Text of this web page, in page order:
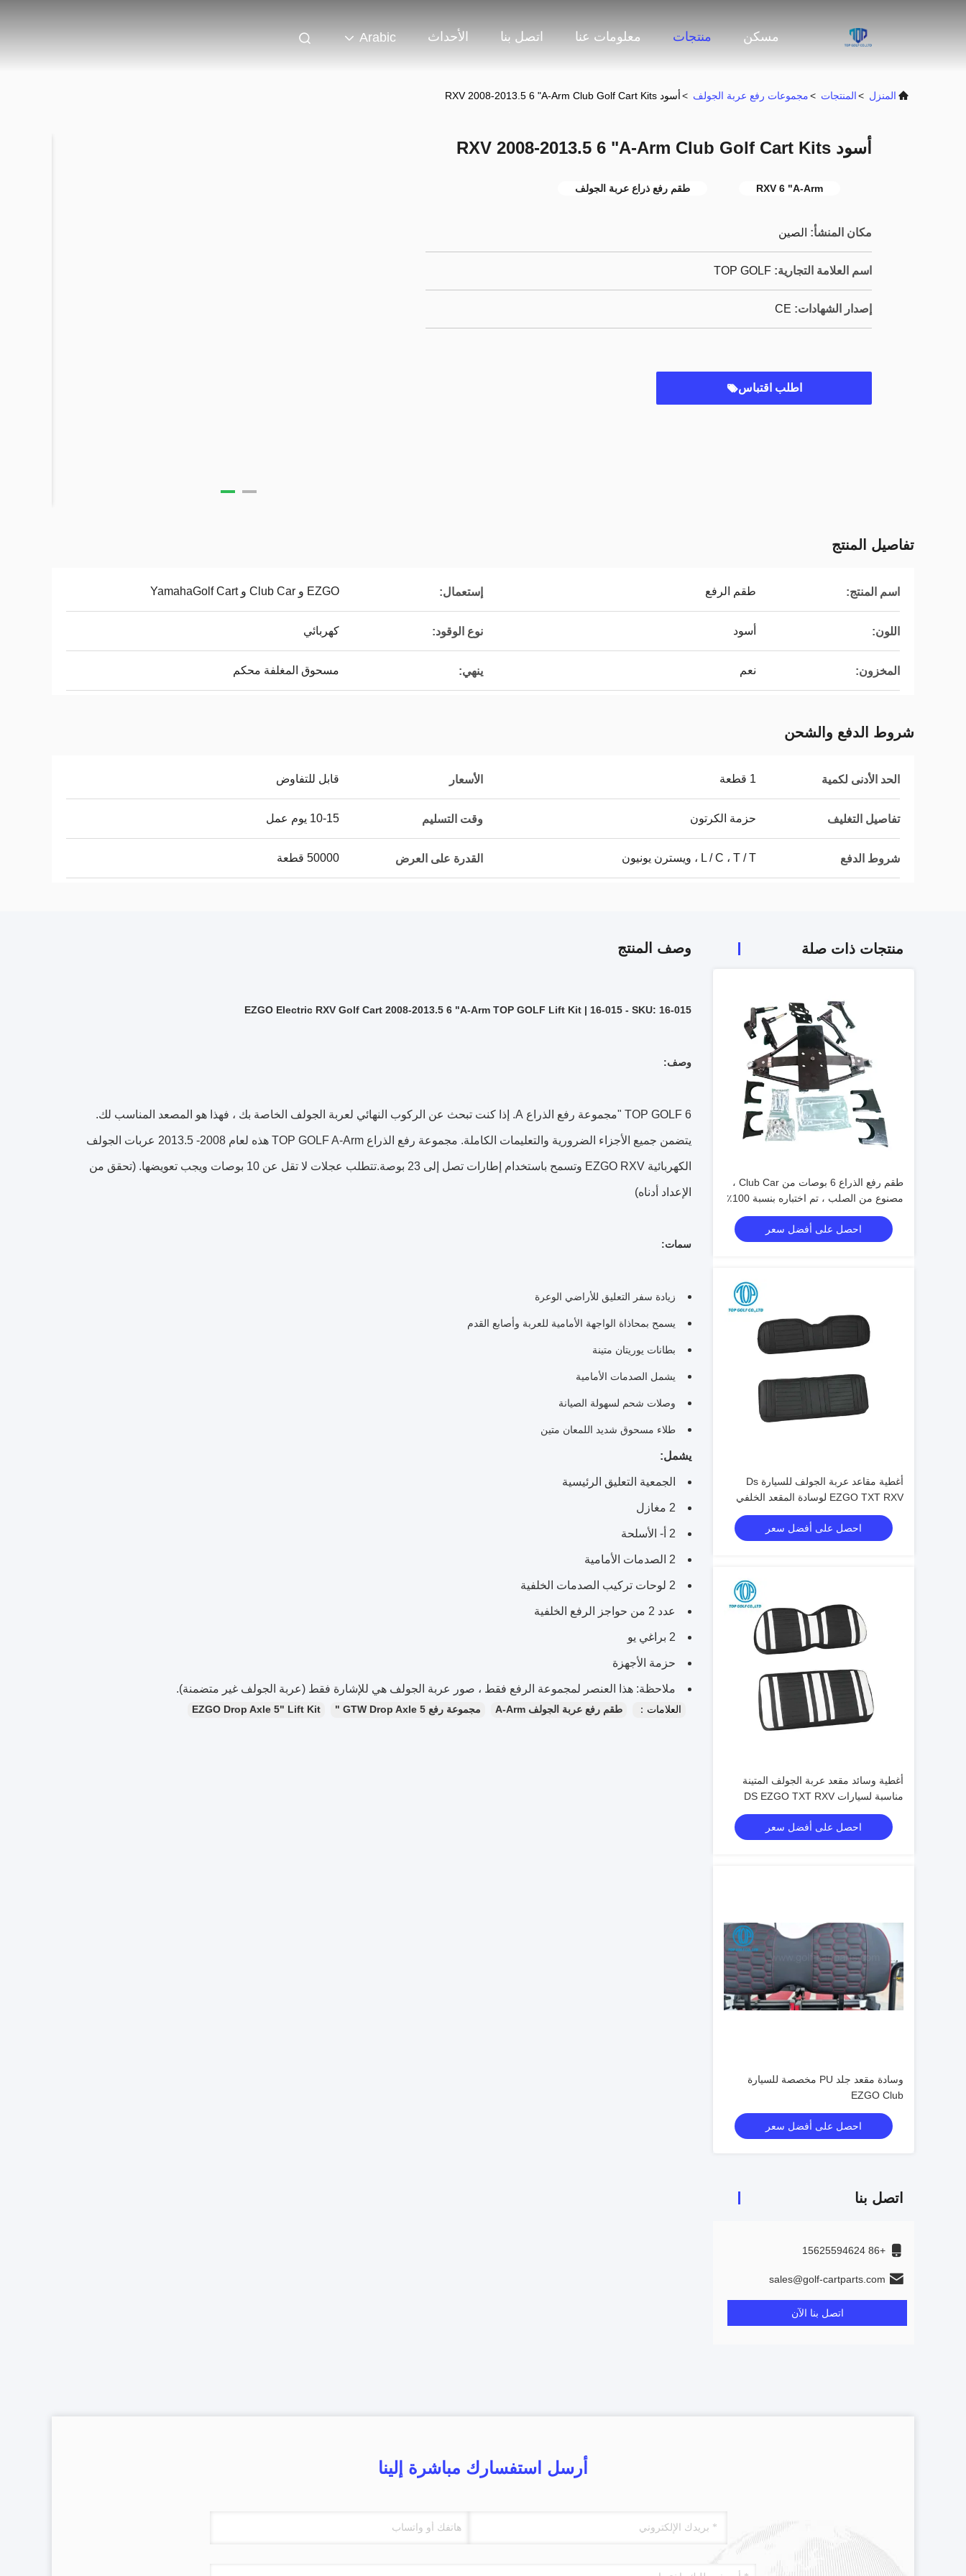
مسكن منتجات معلومات عنا اتصل بنا الأحداث Arabic
المنزل >المنتجات >مجموعات رفع عربة الجولف >أسود RXV 2008-2013.5 6 "A-Arm Club Golf Cart Kits
أسود RXV 2008-2013.5 6 "A-Arm Club Golf Cart Kits
RXV 6 "A-Arm طقم رفع ذراع عربة الجولف
مكان المنشأ: الصين
اسم العلامة التجارية: TOP GOLF
إصدار الشهادات: CE
اطلب اقتباس
تفاصيل المنتج
اسم المنتج: طقم الرفع إستعمال: EZGO و Club Car و YamahaGolf Cart
اللون: أسود نوع الوقود: كهربائي
المخزون: نعم ينهي: مسحوق المغلفة محكم
شروط الدفع والشحن
الحد الأدنى لكمية 1 قطعة الأسعار قابل للتفاوض
تفاصيل التغليف حزمة الكرتون وقت التسليم 10-15 يوم عمل
شروط الدفع L / C ، T / T ، ويسترن يونيون القدرة على العرض 50000 قطعة
منتجات ذات صلة
طقم رفع الذراع 6 بوصات من Club Car ،
مصنوع من الصلب ، تم اختباره بنسبة 100٪
احصل على أفضل سعر
أغطية مقاعد عربة الجولف للسيارة Ds
EZGO TXT RXV لوسادة المقعد الخلفي
احصل على أفضل سعر
أغطية وسائد مقعد عربة الجولف المتينة
مناسبة لسيارات DS EZGO TXT RXV
Club
احصل على أفضل سعر
وسادة مقعد جلد PU مخصصة للسيارة
EZGO Club
احصل على أفضل سعر
اتصل بنا
+86 15625594624
sales@golf-cartparts.com
اتصل بنا الآن
وصف المنتج
EZGO Electric RXV Golf Cart 2008-2013.5 6 "A-Arm TOP GOLF Lift Kit | 16-015 - SKU: 16-015
وصف:
TOP GOLF 6 "مجموعة رفع الذراع A. إذا كنت تبحث عن الركوب النهائي لعربة الجولف الخاصة بك ، فهذا هو المصعد المناسب لك.
يتضمن جميع الأجزاء الضرورية والتعليمات الكاملة. مجموعة رفع الذراع TOP GOLF A-Arm هذه لعام 2008- 2013.5 عربات الجولف
الكهربائية EZGO RXV وتسمح باستخدام إطارات تصل إلى 23 بوصة.تتطلب عجلات لا تقل عن 10 بوصات ويجب تعويضها. (تحقق من
الإعداد أدناه)
سمات:
زيادة سفر التعليق للأراضي الوعرة
يسمح بمحاذاة الواجهة الأمامية للعربة وأصابع القدم
بطانات يوريتان متينة
يشمل الصدمات الأمامية
وصلات شحم لسهولة الصيانة
طلاء مسحوق شديد اللمعان متين
يشمل:
الجمعية التعليق الرئيسية
2 مغازل
2 أ- الأسلحة
2 الصدمات الأمامية
2 لوحات تركيب الصدمات الخلفية
عدد 2 من حواجز الرفع الخلفية
2 براغي يو
حزمة الأجهزة
ملاحظة: هذا العنصر لمجموعة الرفع فقط ، صور عربة الجولف هي للإشارة فقط (عربة الجولف غير متضمنة).
العلامات： طقم رفع عربة الجولف A-Arm مجموعة رفع GTW Drop Axle 5 " EZGO Drop Axle 5" Lift Kit
أرسل استفسارك مباشرة إلينا